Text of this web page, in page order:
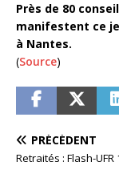
Près de 80
manifestent ce
à Nantes.
(Source)
PRÉCÉDENT
Retraités : Flash-UFR